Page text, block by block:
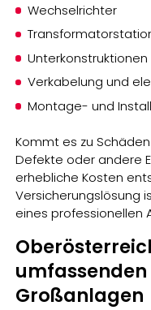
Wechselrichter
Verkabelung und
Montage- und
Kommt es zu
Defekte oder andere
erhebliche Kosten
Versicherungslösung
eines professionellen
umfassenden
Großanlagen